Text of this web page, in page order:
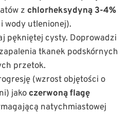
z chlorheksydyną 3-4%
wody utlenionej).
pękniętej cysty. Doprowadzi
tkanek podskórnych
przetok.
(wzrost objętości o
jako czerwoną flagę
natychmiastowej